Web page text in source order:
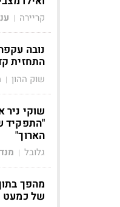
קריירה |
נובה
התחזית
שוק ההון |
שוקי ניר
"התפקיד
הארוך"
גלובל |
מהפך
של כמעט 200 מיליון יורו והמניה נופלת